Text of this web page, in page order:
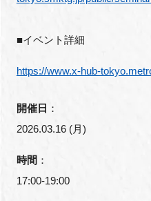
■イベント詳細
https://www.x-hub-
開催日 ：
2026.03.16 (月)
時間 ：
17:00-19:00